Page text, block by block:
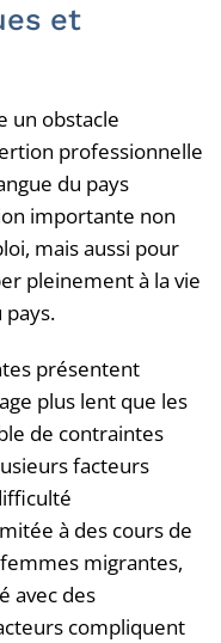
et
un obstacle
professionnelle
du pays
importante non
mais aussi pour
pleinement à la vie
présentent
plus lent que les
de contraintes
facteurs
à des cours de
migrantes,
avec des
compliquent